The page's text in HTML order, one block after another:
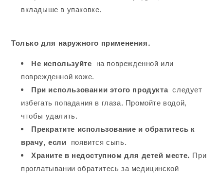
вкладыше в упаковке.
Только для наружного применения.
Не используйте на поврежденной или
поврежденной коже.
При использовании этого продукта следует
избегать попадания в глаза. Промойте водой,
чтобы удалить.
Прекратите использование и обратитесь к
врачу, если появится сыпь.
Храните в недоступном для детей месте. При
проглатывании обратитесь за медицинской